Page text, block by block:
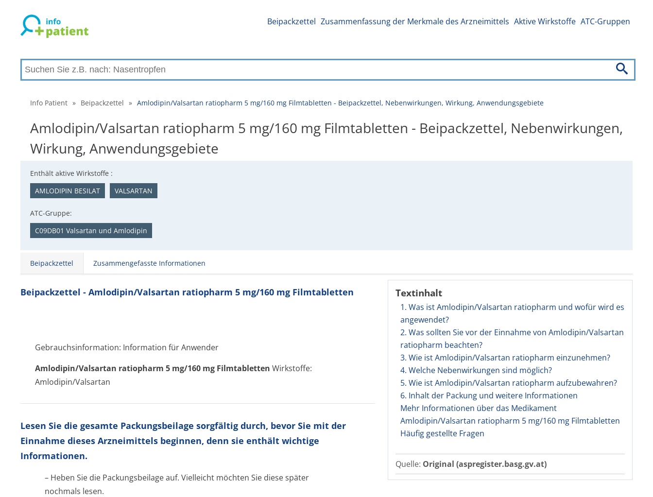
Beipackzettel Zusammenfassung der Merkmale des Arzneimittels Aktive Wirkstoffe ATC-Gruppen
Info Patient » Beipackzettel » Amlodipin/Valsartan ratiopharm 5 mg/160 mg Filmtabletten - Beipackzettel, Nebenwirkungen, Wirkung, Anwendungsgebiete
Amlodipin/Valsartan ratiopharm 5 mg/160 mg Filmtabletten - Beipackzettel, Nebenwirkungen,
Wirkung, Anwendungsgebiete
Enthält aktive Wirkstoffe :
AMLODIPIN BESILAT
VALSARTAN
ATC-Gruppe:
C09DB01 Valsartan und Amlodipin
Beipackzettel Zusammengefasste Informationen
Textinhalt
1. Was ist Amlodipin/Valsartan ratiopharm und wofür wird es
angewendet?
2. Was sollten Sie vor der Einnahme von Amlodipin/Valsartan
ratiopharm beachten?
3. Wie ist Amlodipin/Valsartan ratiopharm einzunehmen?
4. Welche Nebenwirkungen sind möglich?
5. Wie ist Amlodipin/Valsartan ratiopharm aufzubewahren?
6. Inhalt der Packung und weitere Informationen
Mehr Informationen über das Medikament
Amlodipin/Valsartan ratiopharm 5 mg/160 mg Filmtabletten
Häufig gestellte Fragen
Quelle: Original (aspregister.basg.gv.at)
Beipackzettel - Amlodipin/Valsartan ratiopharm 5 mg/160 mg Filmtabletten
Gebrauchsinformation: Information für Anwender
Amlodipin/Val­sartan ratiopharm 5 mg/160 mg Filmtabletten Wirkstoffe:
Amlodipin/Valsartan
Lesen Sie die gesamte Packungsbeilage sorgfältig durch, bevor Sie mit der
Einnahme dieses Arzneimittels beginnen, denn sie enthält wichtige
Informationen.
– Heben Sie die Packungsbeilage auf. Vielleicht möchten Sie diese später
nochmals lesen.